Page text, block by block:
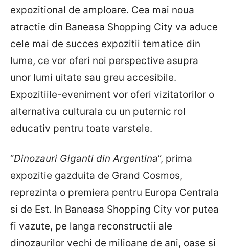
expozitional de amploare. Cea mai noua
atractie din Baneasa Shopping City va aduce
cele mai de succes expozitii tematice din
lume, ce vor oferi noi perspective asupra
unor lumi uitate sau greu accesibile.
Expozitiile-eveniment vor oferi vizitatorilor o
alternativa culturala cu un puternic rol
educativ pentru toate varstele.
“Dinozauri Giganti din Argentina”, prima
expozitie gazduita de Grand Cosmos,
reprezinta o premiera pentru Europa Centrala
si de Est. In Baneasa Shopping City vor putea
fi vazute, pe langa reconstructii ale
dinozaurilor vechi de milioane de ani, oase si